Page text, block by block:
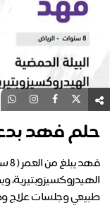
حلم فهد
طبيعي وجلسات علاج